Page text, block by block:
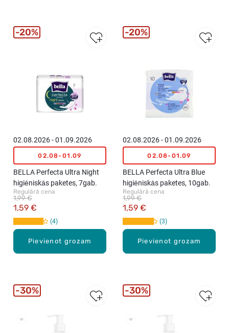
Pievienot grozam
02.08.2026 - 01.09.2026
02.08-01.09
BELLA Perfecta Ultra Night
higiēniskās paketes, 7gab.
Regulārā cena
1,59 €
1,99 €
4
20%
Pievienot grozam
02.08.2026 - 01.09.2026
02.08-01.09
BELLA Perfecta Ultra Blue
higiēniskās paketes, 10gab.
Regulārā cena
1,59 €
1,99 €
3
20%
30% 30%